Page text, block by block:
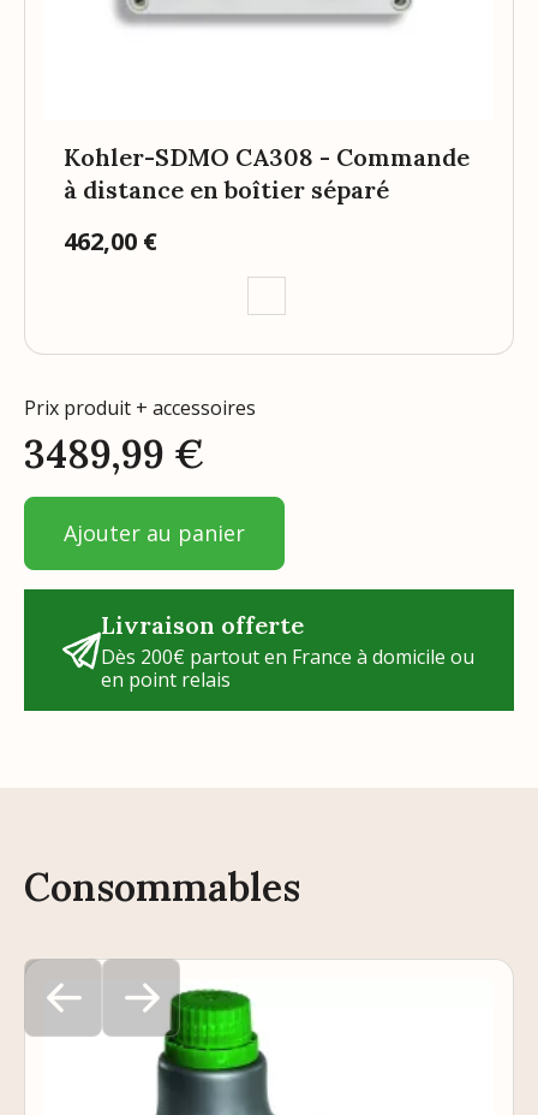
Kohler-SDMO CA308 - Commande
à distance en boîtier séparé
Prix
462,00 €
Livraison offerte
Dès 200€ partout en France à domicile ou
en point relais
Prix produit + accessoires
3489,99 €
Ajouter au panier
Consommables